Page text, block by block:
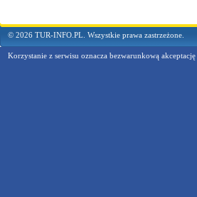
© 2026 TUR-INFO.PL. Wszystkie prawa zastrzeżone.
Korzystanie z serwisu oznacza bezwarunkową akceptację